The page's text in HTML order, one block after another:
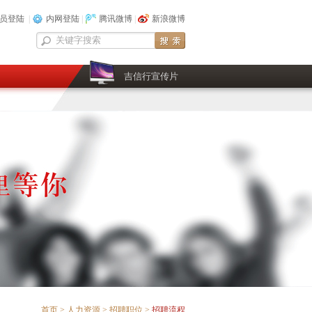
登陆 内网登陆 腾讯微博 新浪微博
吉信行宣传片
首页 > 人力资源 > 招聘职位 > 招聘流程